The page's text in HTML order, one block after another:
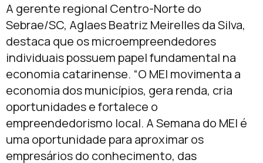
A gerente regional Centro-Norte do
Sebrae/SC, Aglaes Beatriz Meirelles da Silva,
destaca que os microempreendedores
individuais possuem papel fundamental na
economia catarinense. “O MEI movimenta a
economia dos municípios, gera renda, cria
oportunidades e fortalece o
empreendedorismo local. A Semana do MEI é
uma oportunidade para aproximar os
empresários do conhecimento, das